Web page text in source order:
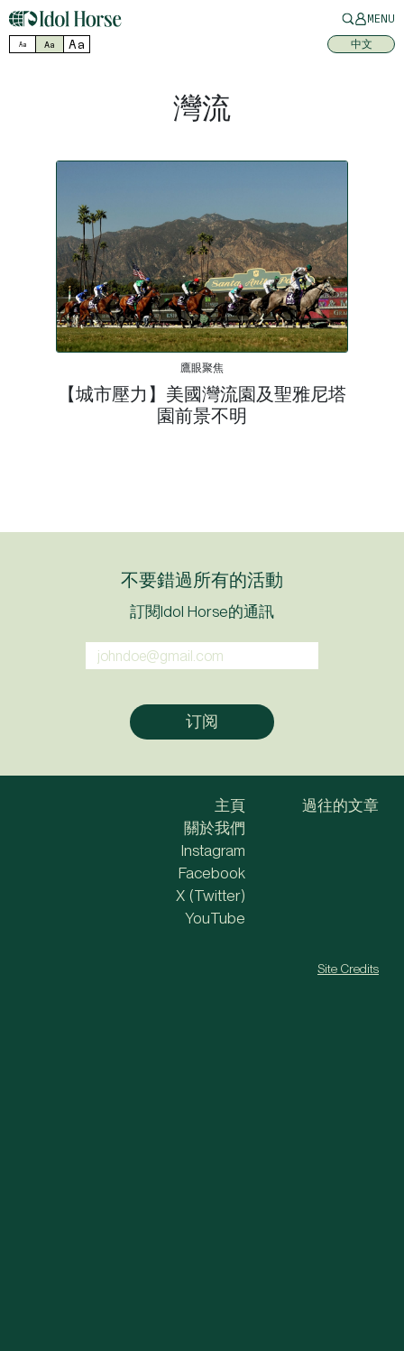
MENU
Aa Aa Aa 中文
灣流
鷹眼聚焦
【城市壓力】美國灣流園及聖雅尼塔
園前景不明
不要錯過所有的活動
訂閱Idol Horse的通訊
主頁
關於我們
過往的文章
Instagram
Facebook
X (Twitter)
YouTube
Site Credits